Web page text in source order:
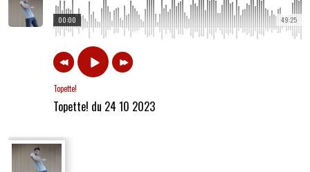
49:25
00:00
Topette!
Topette! du 24 10 2023